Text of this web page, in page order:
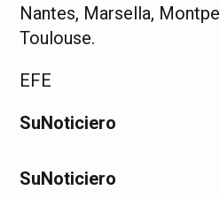
Nantes, Marsella,
Toulouse.
EFE
SuNoticiero
SuNoticiero